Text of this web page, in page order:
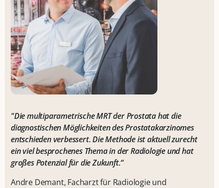
"Die multiparametrische MRT der Prostata hat die
diagnostischen Möglichkeiten des Prostatakarzinomes
entschieden verbessert. Die Methode ist aktuell zurecht
ein viel besprochenes Thema in der Radiologie und hat
großes Potenzial für die Zukunft.“
Andre Demant, Facharzt für Radiologie und